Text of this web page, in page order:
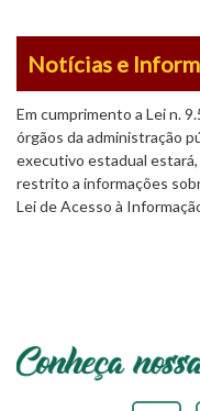
Notícias e
Em cumprimento a Lei n.
órgãos da administração
executivo estadual
restrito a informações
Lei de Acesso à